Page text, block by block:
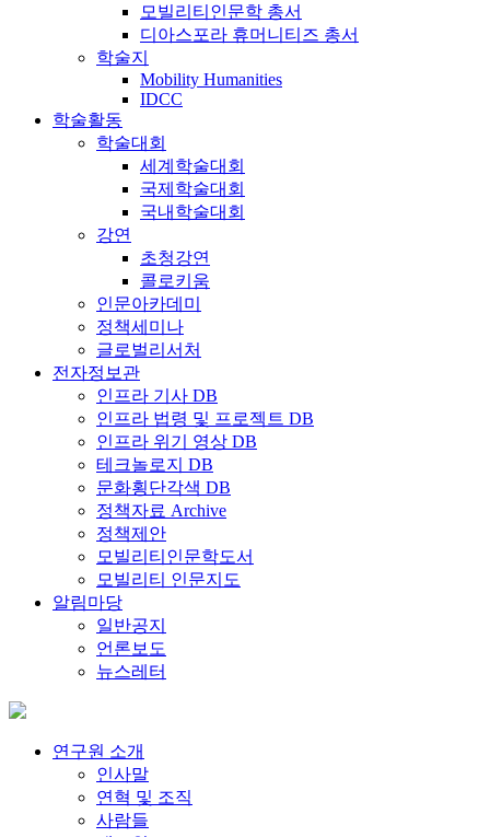
모빌리티인문학 총서
디아스포라 휴머니티즈 총서
학술지
Mobility Humanities
IDCC
학술활동
학술대회
세계학술대회
국제학술대회
국내학술대회
강연
초청강연
콜로키움
인문아카데미
정책세미나
글로벌리서처
전자정보관
인프라 기사 DB
인프라 법령 및 프로젝트 DB
인프라 위기 영상 DB
테크놀로지 DB
문화횡단각색 DB
정책자료 Archive
정책제안
모빌리티인문학도서
모빌리티 인문지도
알림마당
일반공지
언론보도
뉴스레터
연구원 소개
인사말
연혁 및 조직
사람들